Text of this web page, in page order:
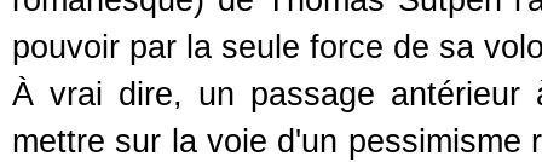
pouvoir par la seule force de sa
À vrai dire, un passage
mettre sur la voie d'un pessimisme